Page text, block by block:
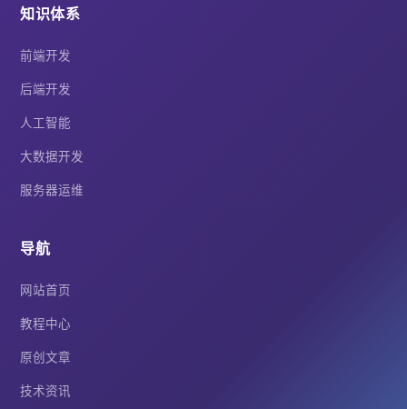
知识体系
前端开发
后端开发
人工智能
大数据开发
服务器运维
导航
网站首页
教程中心
原创文章
技术资讯